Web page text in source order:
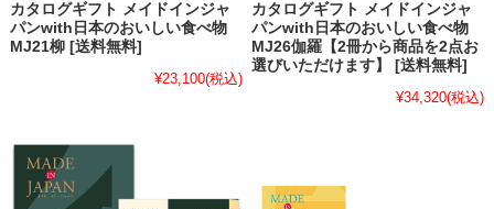
カタログギフト メイドインジャ
パンwith日本のおいしい食べ物
MJ21柳 [送料無料]
¥23,100(税込)
カタログギフト メイドインジャ
パンwith日本のおいしい食べ物
MJ26伽羅【2冊から商品を2点お
選びいただけます】 [送料無料]
¥34,320(税込)